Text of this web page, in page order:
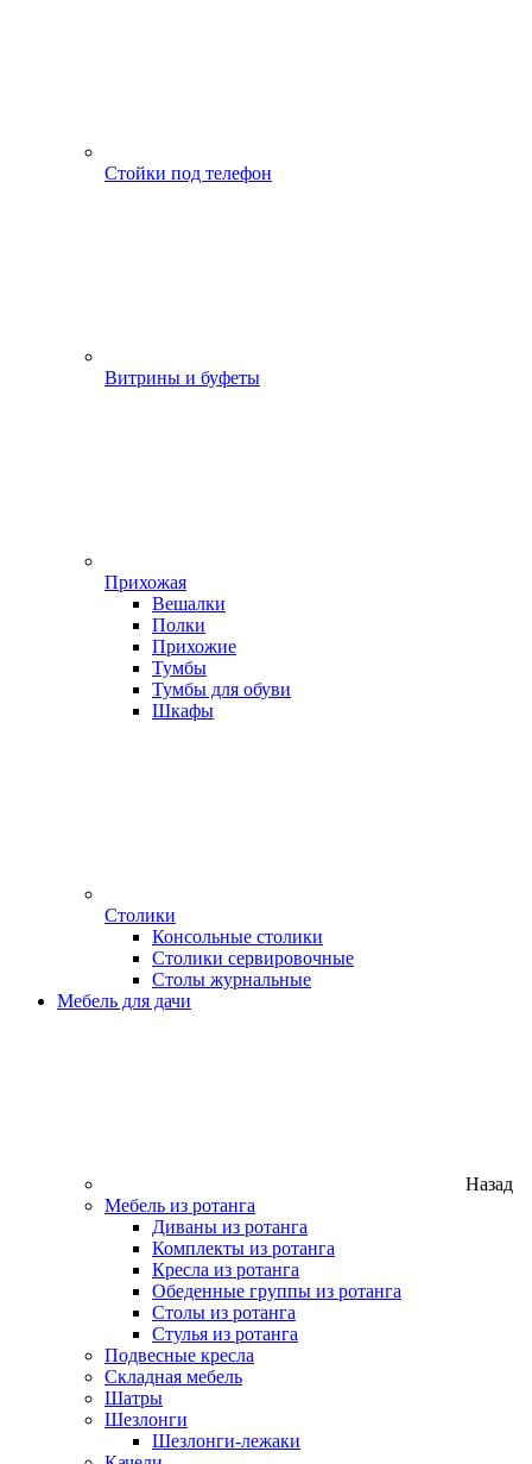
Стойки под телефон
Витрины и буфеты
Прихожая
Вешалки
Полки
Прихожие
Тумбы
Тумбы для обуви
Шкафы
Столики
Консольные столики
Столики сервировочные
Столы журнальные
Мебель для дачи
Назад
Мебель из ротанга
Диваны из ротанга
Комплекты из ротанга
Кресла из ротанга
Обеденные группы из ротанга
Столы из ротанга
Стулья из ротанга
Подвесные кресла
Складная мебель
Шатры
Шезлонги
Шезлонги-лежаки